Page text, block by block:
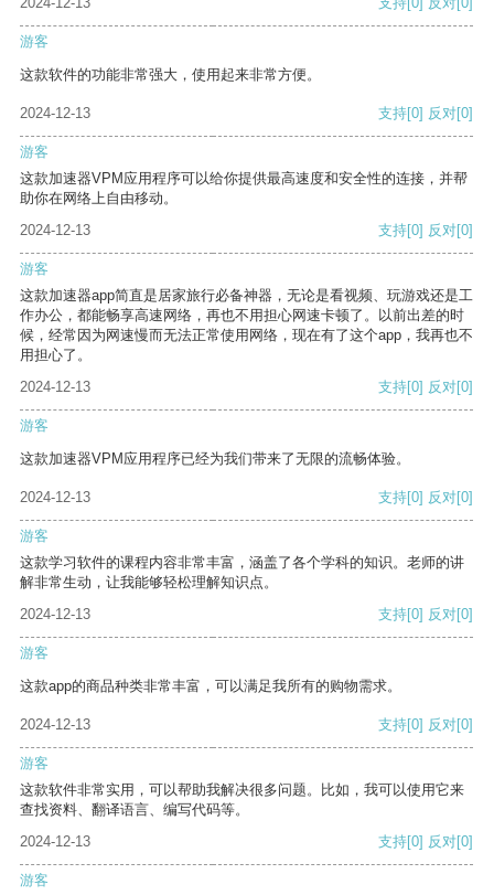
游客
这款软件的功能非常强大，使用起来非常方便。
2024-12-13 支持[0] 反对[0]
游客
这款加速器VPM应用程序可以给你提供最高速度和安全性的连接，并帮
助你在网络上自由移动。
2024-12-13
支持[0] 反对[0]
游客
这款加速器app简直是居家旅行必备神器，无论是看视频、玩游戏还是工
作办公，都能畅享高速网络，再也不用担心网速卡顿了。以前出差的时
候，经常因为网速慢而无法正常使用网络，现在有了这个app，我再也不
用担心了。
2024-12-13
支持[0] 反对[0]
游客
这款加速器VPM应用程序已经为我们带来了无限的流畅体验。
2024-12-13 支持[0] 反对[0]
游客
这款学习软件的课程内容非常丰富，涵盖了各个学科的知识。老师的讲
解非常生动，让我能够轻松理解知识点。
2024-12-13
支持[0] 反对[0]
游客
这款app的商品种类非常丰富，可以满足我所有的购物需求。
2024-12-13 支持[0] 反对[0]
游客
这款软件非常实用，可以帮助我解决很多问题。比如，我可以使用它来
查找资料、翻译语言、编写代码等。
2024-12-13
支持[0] 反对[0]
游客